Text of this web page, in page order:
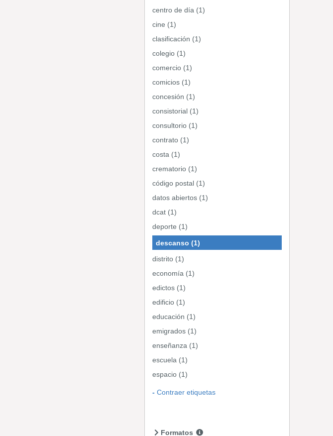
centro de día (1)
cine (1)
clasificación (1)
colegio (1)
comercio (1)
comicios (1)
concesión (1)
consistorial (1)
consultorio (1)
contrato (1)
costa (1)
crematorio (1)
código postal (1)
datos abiertos (1)
dcat (1)
deporte (1)
descanso (1)
distrito (1)
economía (1)
edictos (1)
edificio (1)
educación (1)
emigrados (1)
enseñanza (1)
escuela (1)
espacio (1)
Contraer etiquetas
Formatos